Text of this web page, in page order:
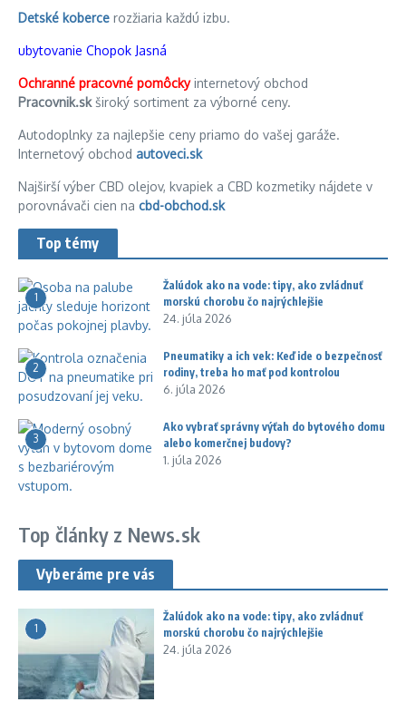
Detské koberce rozžiaria každú izbu.
ubytovanie Chopok Jasná
Ochranné pracovné pomôckyinternetový obchod
Pracovnik.skširoký sortiment za výborné ceny.
Autodoplnky za najlepšie ceny priamo do vašej garáže.
Internetový obchod autoveci.sk
Najširší výber CBD olejov, kvapiek a CBD kozmetiky nájdete v
porovnávači cien na cbd-obchod.sk
Top témy
1
Žalúdok ako na vode: tipy, ako zvládnuť
morskú chorobu čo najrýchlejšie
24. júla 2026
2
Pneumatiky a ich vek: Keď ide o bezpečnosť
rodiny, treba ho mať pod kontrolou
6. júla 2026
3
Ako vybrať správny výťah do bytového domu
alebo komerčnej budovy?
1. júla 2026
Top články z News.sk
Vyberáme pre vás
1
Žalúdok ako na vode: tipy, ako zvládnuť
morskú chorobu čo najrýchlejšie
24. júla 2026